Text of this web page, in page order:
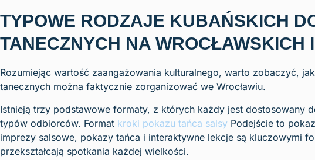
TYPOWE RODZAJE KUBAŃSKICH
TANECZNYCH NA WROCŁAWSKICH
Rozumiejąc wartość zaangażowania kulturalnego, warto zobaczyć,
tanecznych można faktycznie zorganizować we Wrocławiu.
Istnieją trzy podstawowe formaty, z których każdy jest dostosowany
typów odbiorców. Format kroki pokazu tańca salsy Podejście to
imprezy salsowe, pokazy tańca i interaktywne lekcje są kluczowymi
przekształcają spotkania każdej wielkości.